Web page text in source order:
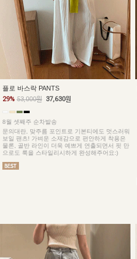
플로 바스락 PANTS
29% 53,000원 37,630원
8월 셋째주 순차발송
문의대란, 맞주름 포인트로 기본티에도 멋스러워
보일 팬츠! 가벼운 소재감으로 편안하게 착용은
물론, 골반 라인이 더욱 예쁘게 연출되면서 핏 만
으로도 룩을 스타일리시하게 완성해주어요:)